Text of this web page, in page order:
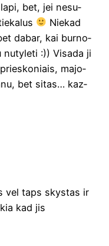
bet, jei nesu­
Nie­kad
dabar, kai bur­no­
:)) Visa­da ji
majo­
bet sitas… kaz­
vel taps skys­tas ir
kad jis